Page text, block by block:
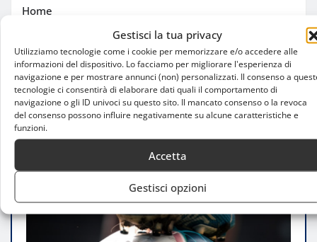
Gestisci la tua privacy
Utilizziamo tecnologie come i cookie per memorizzare e/o accedere alle
informazioni del dispositivo. Lo facciamo per migliorare l'esperienza di
navigazione e per mostrare annunci (non) personalizzati. Il consenso a
tecnologie ci consentirà di elaborare dati quali il comportamento di
navigazione o gli ID univoci su questo sito. Il mancato consenso o la revoca
del consenso possono influire negativamente su alcune caratteristiche e
funzioni.
Accetta
Gestisci opzioni
Home